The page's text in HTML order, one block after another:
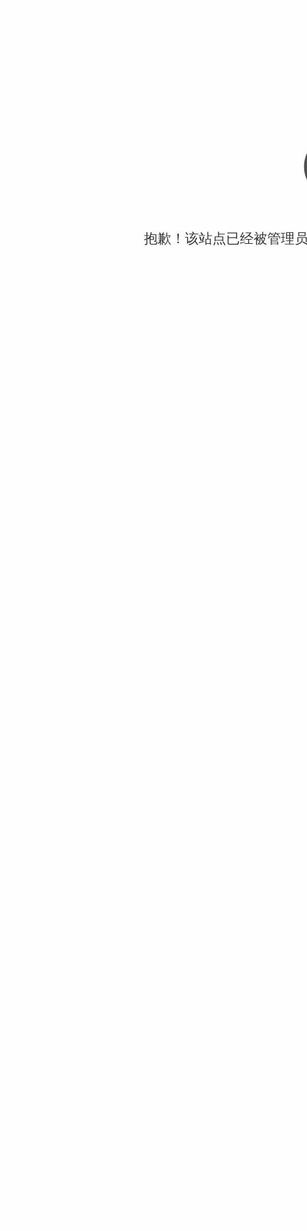
抱歉！该站点已经被管理